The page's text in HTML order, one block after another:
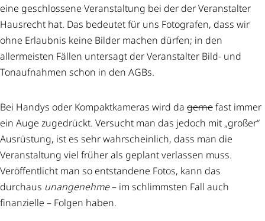
eine geschlossene Veranstaltung bei der der Veranstalter
Hausrecht hat. Das bedeutet für uns Fotografen, dass wir
ohne Erlaubnis keine Bilder machen dürfen; in den
allermeisten Fällen untersagt der Veranstalter Bild- und
Tonaufnahmen schon in den AGBs.
Bei Handys oder Kompaktkameras wird da gernefast immer
ein Auge zugedrückt. Versucht man das jedoch mit „großer“
Ausrüstung, ist es sehr wahrscheinlich, dass man die
Veranstaltung viel früher als geplant verlassen muss.
Veröffentlicht man so entstandene Fotos, kann das
durchaus unangenehme– im schlimmsten Fall auch
finanzielle – Folgen haben.